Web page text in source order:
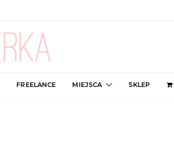
FREELANCE MIEJSCA SKLEP